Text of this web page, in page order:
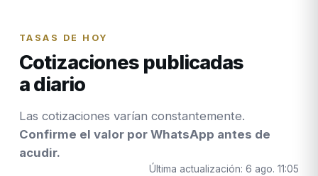
TASAS DE HOY
Cotizaciones publicadas
a diario
Las cotizaciones varían constantemente.
Confirme el valor por WhatsApp antes de
acudir.
Última actualización:6 ago. 11:05